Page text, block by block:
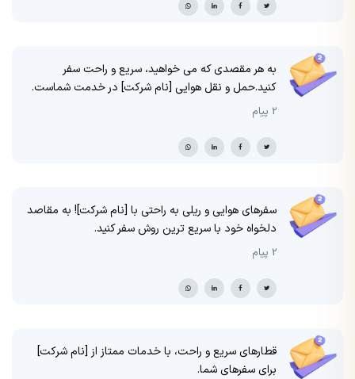
به هر مقصدی که می خواهید، سریع و راحت سفر
کنید.حمل و نقل هوایی [نام شرکت] در خدمت شماست.
2 پیام
سفرهای هوایی و ریلی به راحتی با [نام شرکت]! به مقاصد
دلخواه خود با سریع ترین روش سفر کنید.
2 پیام
قطارهای سریع و راحت، با خدمات ممتاز از [نام شرکت]
برای سفرهای شما.